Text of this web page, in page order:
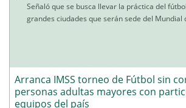
Señaló que se busca llevar la práctica del
grandes ciudades que serán sede del Mundial
Arranca IMSS torneo de Fútbol sin
personas adultas mayores con
equipos del país